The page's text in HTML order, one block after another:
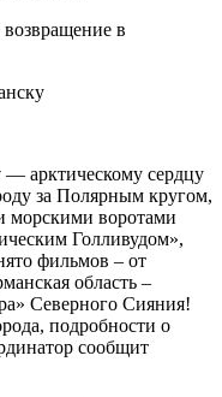
в
— арктическому сердцу
за Полярным кругом,
морскими воротами
Голливудом»,
фильмов – от
область –
Северного Сияния!
подробности о
сообщит